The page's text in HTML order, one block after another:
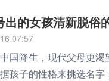
出的女孩清新脱俗
07:57
国降生，现代父母更
孩子的性格来挑选名字